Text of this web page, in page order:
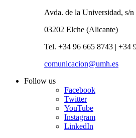
Avda. de la Universidad, s/n
03202 Elche (Alicante)
Tel. +34 96 665 8743 | +34
comunicacion@umh.es
Follow us
Facebook
Twitter
YouTube
Instagram
LinkedIn